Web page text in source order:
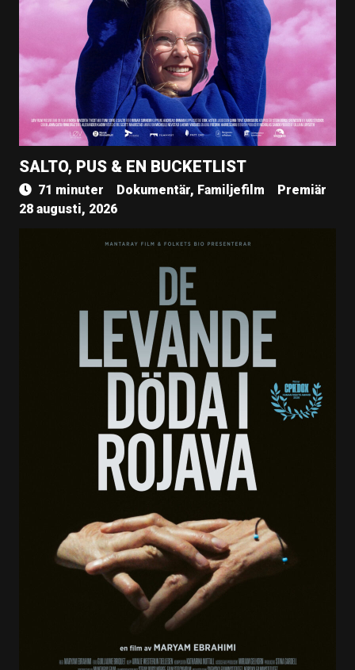
SALTO, PUS & EN BUCKETLIST
71 minuter Dokumentär, Familjefilm
Premiär
28 augusti, 2026